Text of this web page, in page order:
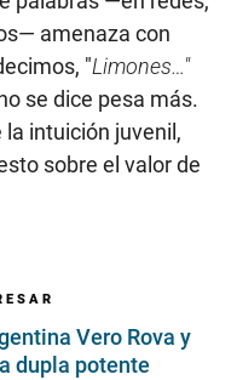
amenaza con
"Limones…"
se dice pesa más.
intuición juvenil,
sobre el valor de
Vero Rova y
dupla potente